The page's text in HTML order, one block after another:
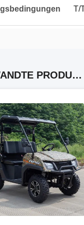
T/
VERWANDTE PRODUKTE